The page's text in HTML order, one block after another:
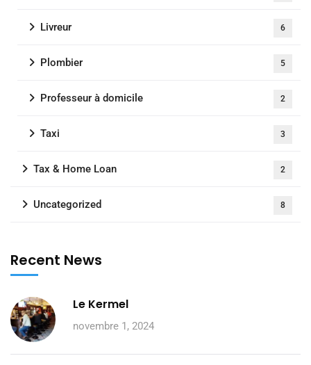
Livreur 6
Plombier 5
Professeur à domicile 2
Taxi 3
Tax & Home Loan 2
Uncategorized 8
Recent News
Le Kermel
novembre 1, 2024